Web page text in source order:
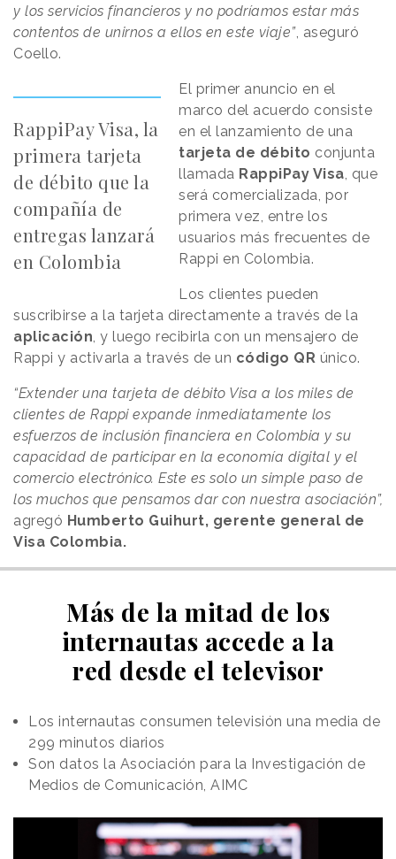
y los servicios financieros y no podríamos estar más
contentos de unirnos a ellos en este viaje”, aseguró
Coello.
RappiPay Visa, la
primera tarjeta
de débito que la
compañía de
entregas lanzará
en Colombia
El primer anuncio en el
marco del acuerdo consiste
en el lanzamiento de una
tarjeta de débito conjunta
llamada RappiPay Visa, que
será comercializada, por
primera vez, entre los
usuarios más frecuentes de
Rappi en Colombia.
Los clientes pueden
suscribirse a la tarjeta directamente a través de la
aplicación, y luego recibirla con un mensajero de
Rappi y activarla a través de un código QR único.
“Extender una tarjeta de débito Visa a los miles de
clientes de Rappi expande inmediatamente los
esfuerzos de inclusión financiera en Colombia y su
capacidad de participar en la economía digital y el
comercio electrónico. Este es solo un simple paso de
los muchos que pensamos dar con nuestra asociación”,
agregó Humberto Guihurt, gerente general de
Visa Colombia.
Más de la mitad de los
internautas accede a la
red desde el televisor
Los internautas consumen televisión una media de
299 minutos diarios
Son datos la Asociación para la Investigación de
Medios de Comunicación, AIMC